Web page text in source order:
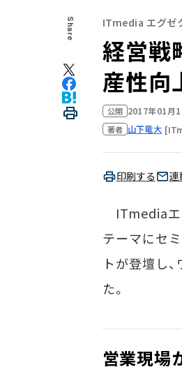
Share ITmedia エグゼ
経営戦
産性向
公開 2017年01月
著者 山下竜大
印刷する 連
ITmediaエ
テーマにセ
トが登壇し
た。
営業現場